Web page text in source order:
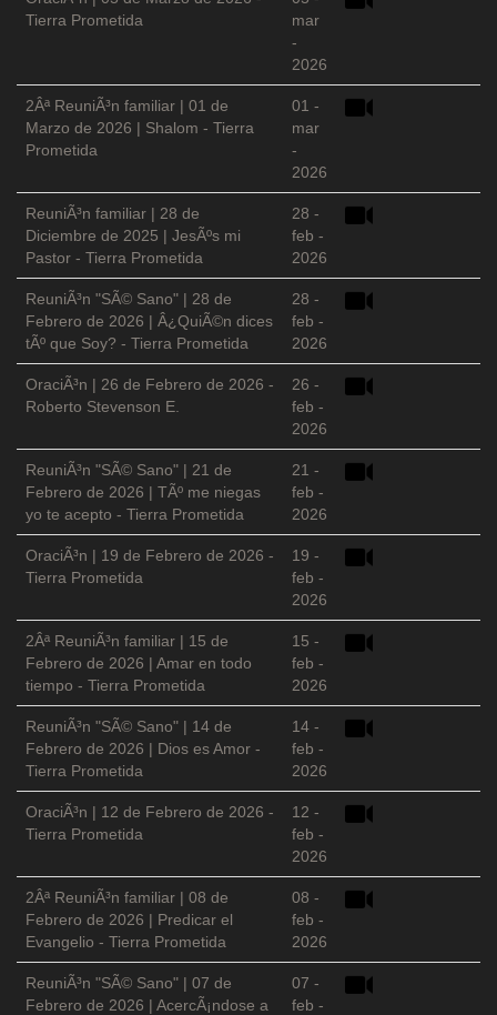
Tierra Prometida
mar
-
2026
2Âª ReuniÃ³n familiar | 01 de
Marzo de 2026 | Shalom - Tierra
Prometida
01 -
mar
-
2026
ReuniÃ³n familiar | 28 de
Diciembre de 2025 | JesÃºs mi
Pastor - Tierra Prometida
28 -
feb -
2026
ReuniÃ³n "SÃ© Sano" | 28 de
Febrero de 2026 | Â¿QuiÃ©n dices
tÃº que Soy? - Tierra Prometida
28 -
feb -
2026
OraciÃ³n | 26 de Febrero de 2026 -
Roberto Stevenson E.
26 -
feb -
2026
ReuniÃ³n "SÃ© Sano" | 21 de
Febrero de 2026 | TÃº me niegas
yo te acepto - Tierra Prometida
21 -
feb -
2026
OraciÃ³n | 19 de Febrero de 2026 -
Tierra Prometida
19 -
feb -
2026
2Âª ReuniÃ³n familiar | 15 de
Febrero de 2026 | Amar en todo
tiempo - Tierra Prometida
15 -
feb -
2026
ReuniÃ³n "SÃ© Sano" | 14 de
Febrero de 2026 | Dios es Amor -
Tierra Prometida
14 -
feb -
2026
OraciÃ³n | 12 de Febrero de 2026 -
Tierra Prometida
12 -
feb -
2026
2Âª ReuniÃ³n familiar | 08 de
Febrero de 2026 | Predicar el
Evangelio - Tierra Prometida
08 -
feb -
2026
ReuniÃ³n "SÃ© Sano" | 07 de
Febrero de 2026 | AcercÃ¡ndose a
07 -
feb -